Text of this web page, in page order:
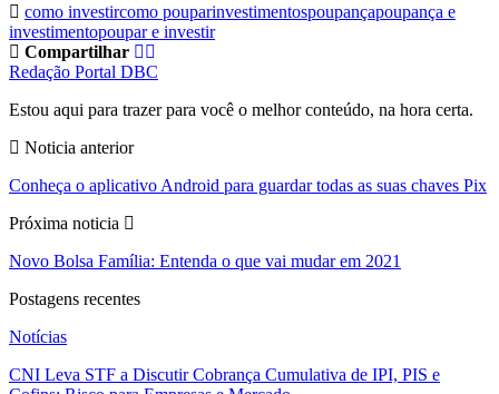
como investircomo pouparinvestimentospoupançapoupança e
investimentopoupar e investir
Compartilhar
Redação Portal DBC
Estou aqui para trazer para você o melhor conteúdo, na hora certa.
Noticia anterior
Conheça o aplicativo Android para guardar todas as suas chaves Pix
Próxima noticia
Novo Bolsa Família: Entenda o que vai mudar em 2021
Postagens recentes
Notícias
CNI Leva STF a Discutir Cobrança Cumulativa de IPI, PIS e